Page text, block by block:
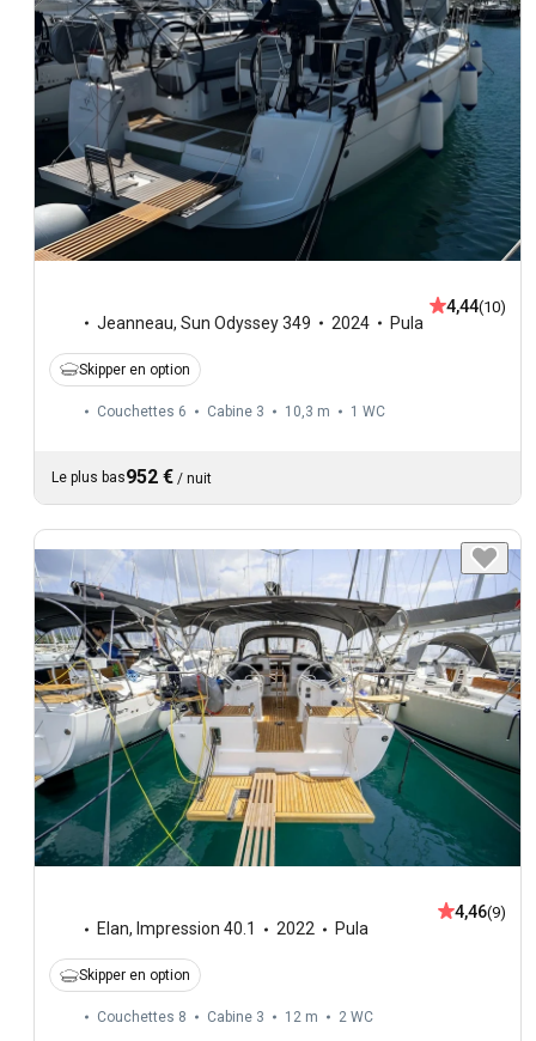
Jeanneau, Sun Odyssey 349 2024 Pula
4,44(10)
Skipper en option
Couchettes 6 Cabine 3 10,3 m 1 WC
Le plus bas952 € / nuit
Elan, Impression 40.1 2022 Pula
4,46(9)
Skipper en option
Couchettes 8 Cabine 3 12 m 2 WC